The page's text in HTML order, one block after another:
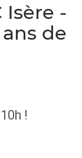
Isère -
de
!